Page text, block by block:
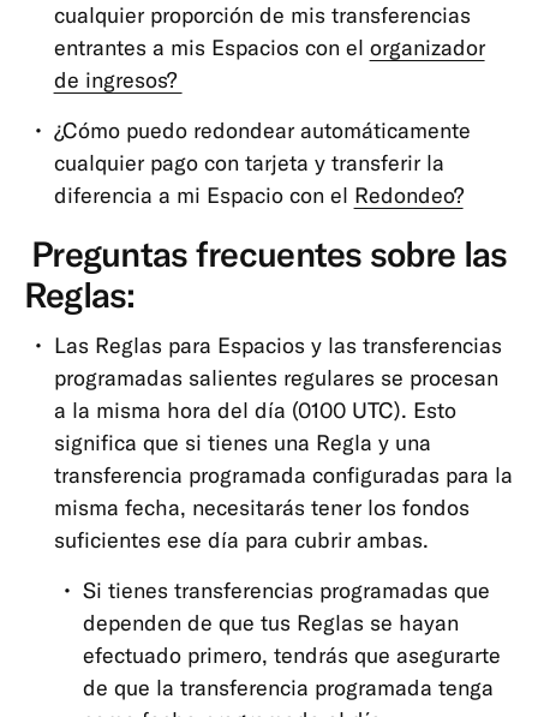
cualquier proporción de mis transferencias
entrantes a mis Espacios con el organizador
de ingresos?
¿Cómo puedo redondear automáticamente
cualquier pago con tarjeta y transferir la
diferencia a mi Espacio con el Redondeo?
Preguntas frecuentes sobre las
Reglas:
Las Reglas para Espacios y las transferencias
programadas salientes regulares se procesan
a la misma hora del día (0100 UTC). Esto
significa que si tienes una Regla y una
transferencia programada configuradas para la
misma fecha, necesitarás tener los fondos
suficientes ese día para cubrir ambas.
Si tienes transferencias programadas que
dependen de que tus Reglas se hayan
efectuado primero, tendrás que asegurarte
de que la transferencia programada tenga